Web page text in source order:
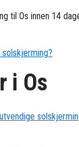
til Os innen 14
i Os
utvendige